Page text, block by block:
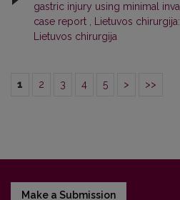
gastric injury using minimal
case report
Lietuvos
Lietuvos chirurgija
1 2 3 4 5 > >>
Make a Submission